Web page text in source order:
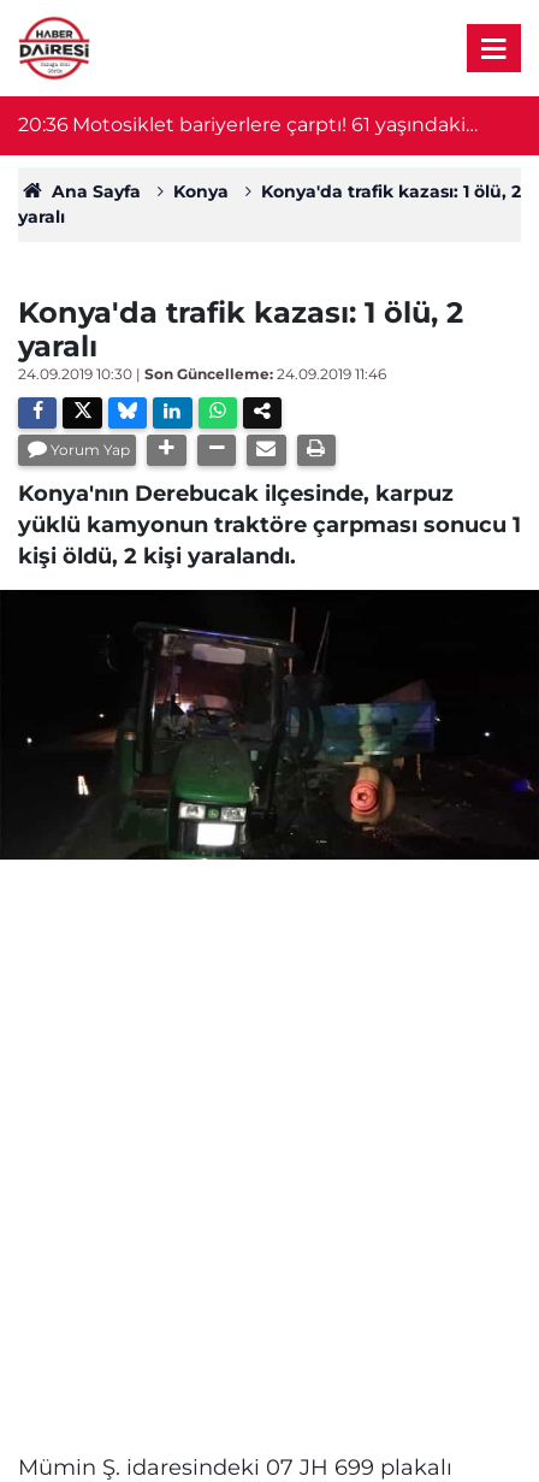
20:36 Motosiklet bariyerlere çarptı! 61 yaşındaki
sürücü hayatını kaybetti
Ana Sayfa Konya
Konya'da trafik kazası: 1 ölü, 2
yaralı
Konya'da trafik kazası: 1 ölü, 2
yaralı
24.09.2019 10:30 | Son Güncelleme: 24.09.2019 11:46
Yorum Yap
Konya'nın Derebucak ilçesinde, karpuz
yüklü kamyonun traktöre çarpması sonucu 1
kişi öldü, 2 kişi yaralandı.
Mümin Ş. idaresindeki 07 JH 699 plakalı